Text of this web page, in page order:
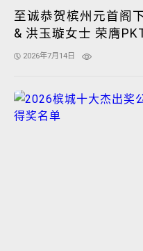
至诚恭贺槟州元首阁
& 洪玉璇女士 荣膺
2026年7月14日